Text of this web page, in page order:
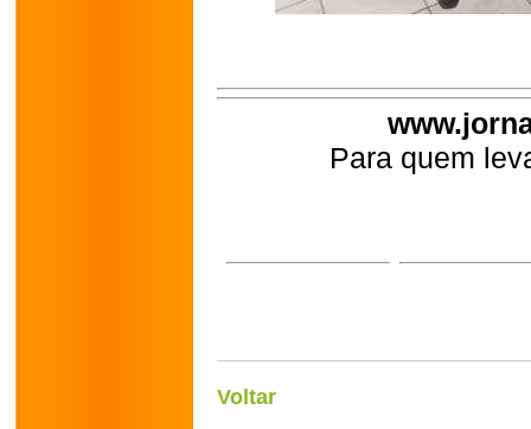
Para quem
Voltar